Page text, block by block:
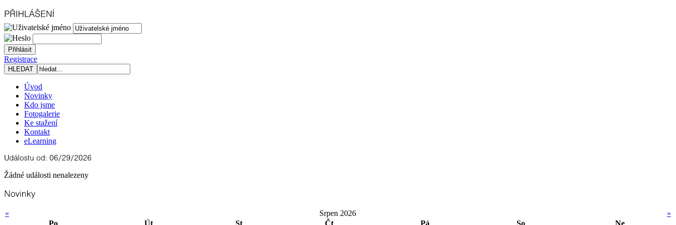
Registrace
Úvod
Novinky
Kdo jsme
Fotogalerie
Ke stažení
Kontakt
eLearning
Žádné události nenalezeny
« Srpen 2026
»